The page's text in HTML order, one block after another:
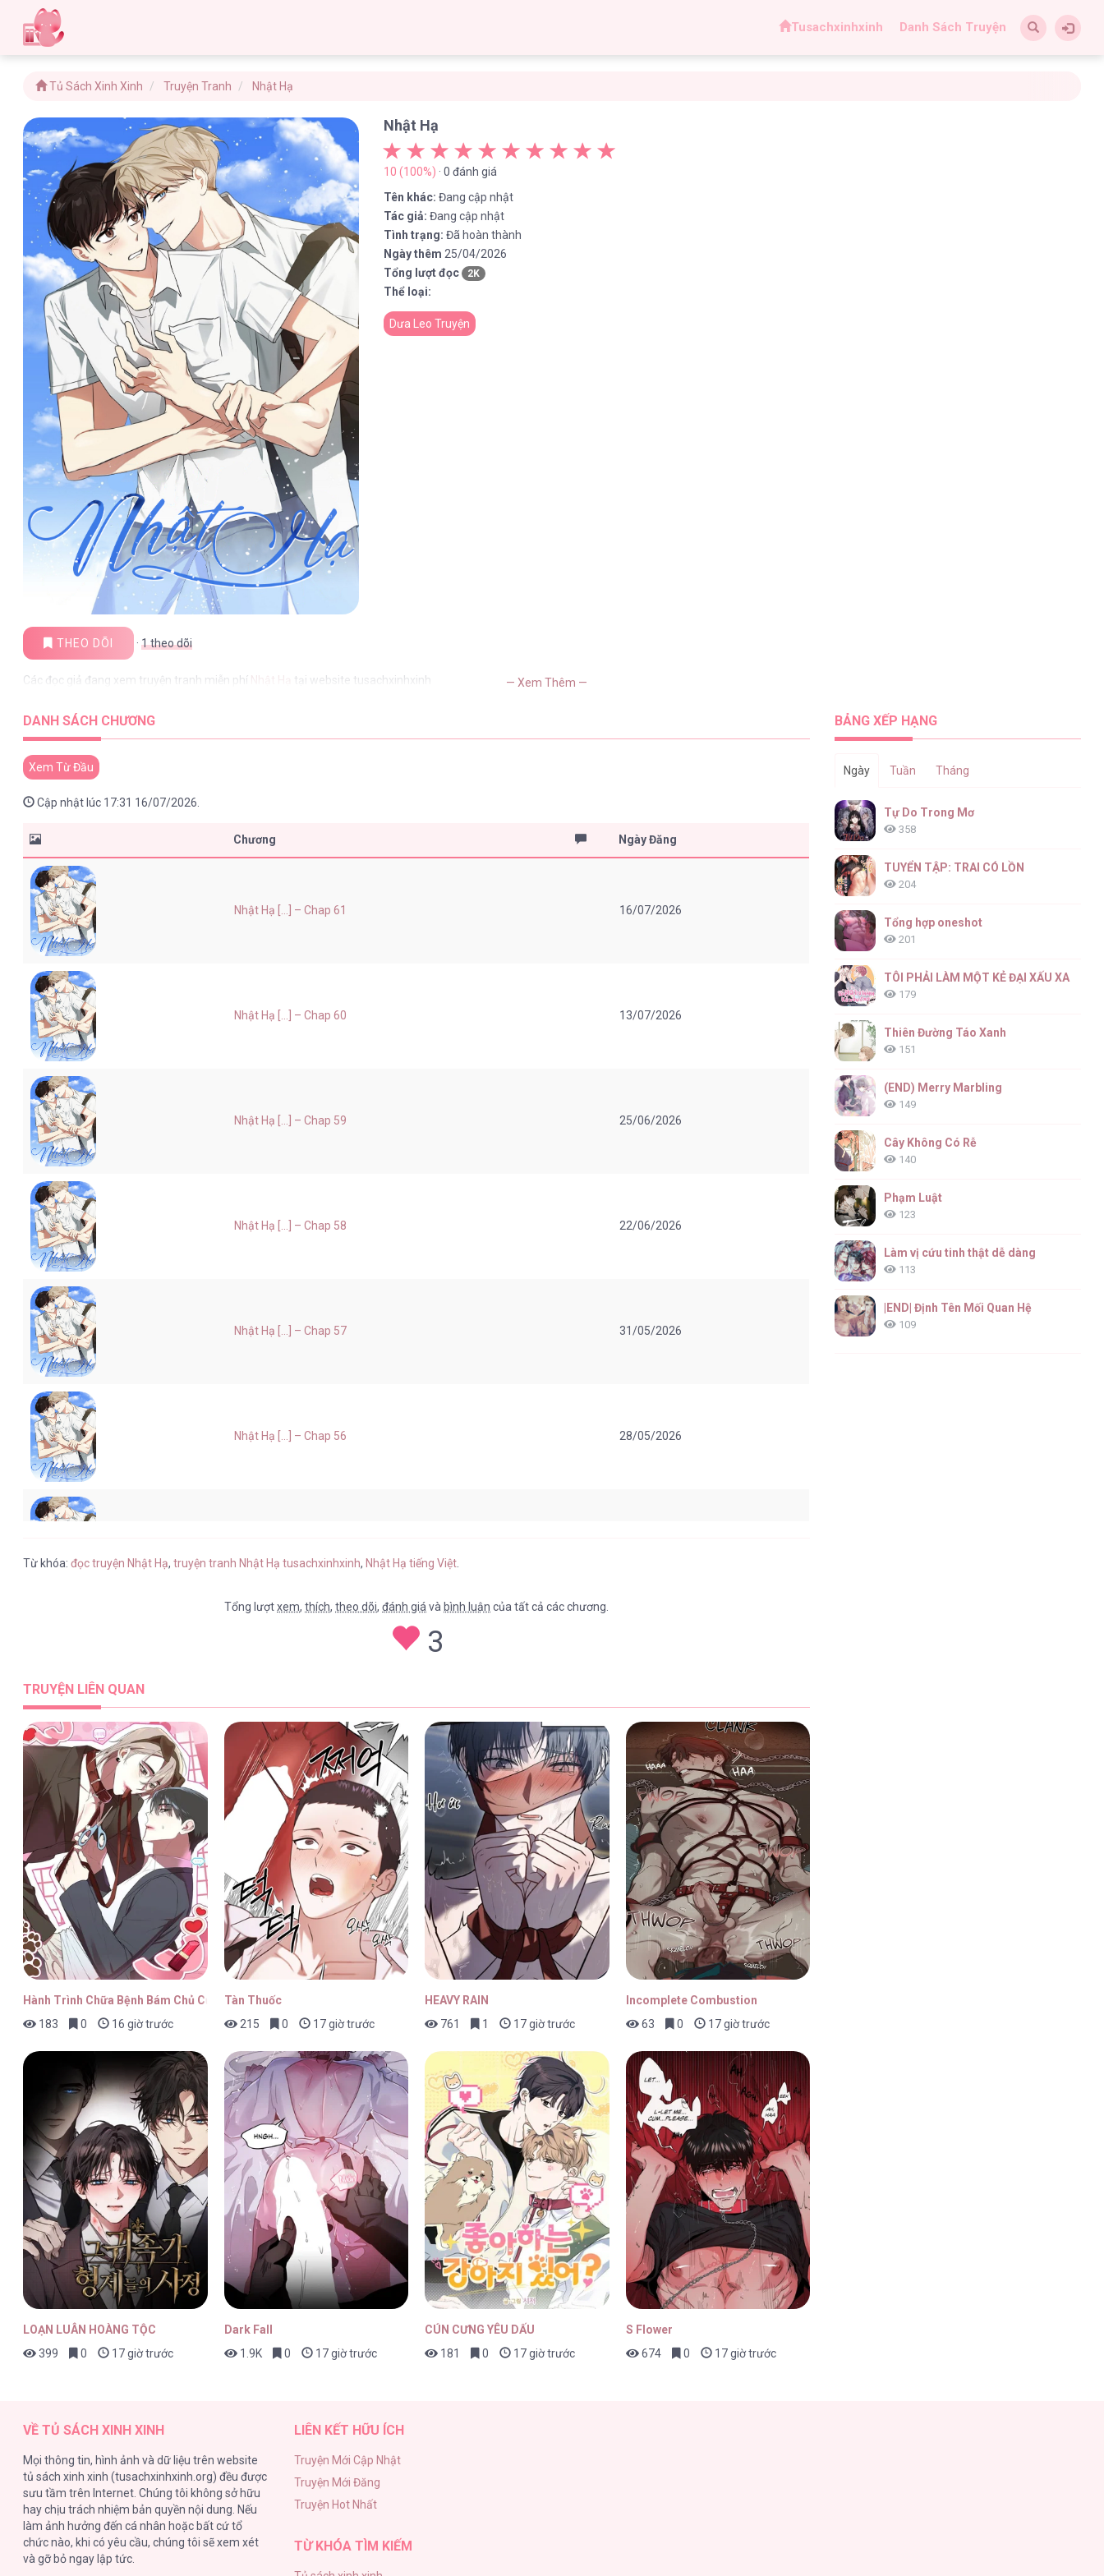
Tusachxinhxinh Danh Sách Truyện
Tủ Sách Xinh Xinh Truyện Tranh Nhật Hạ
Nhật Hạ
10 (100%) · 0 đánh giá
Tên khác: Đang cập nhật
Tác giả: Đang cập nhật
Tình trạng: Đã hoàn thành
Ngày thêm 25/04/2026
Tổng lượt đọc
2K
Thể loại:
Dưa Leo Truyện
THEO DÕI ·1theo dõi
Các đọc giả đang xem truyện tranh miễn phí Nhật Hạ tại website tusachxinhxinh — Xem Thêm —
DANH SÁCH CHƯƠNG
Xem Từ Đầu
Cập nhật lúc 17:31 16/07/2026.
Chương Ngày Đăng
Nhật Hạ [...] – Chap 61 16/07/2026
Nhật Hạ [...] – Chap 60 13/07/2026
Nhật Hạ [...] – Chap 59 25/06/2026
Nhật Hạ [...] – Chap 58 22/06/2026
Nhật Hạ [...] – Chap 57 31/05/2026
Nhật Hạ [...] – Chap 56 28/05/2026
Nhật Hạ [...] – Chap 53 25/04/2026
Nhật Hạ [...] – Chap 52 25/04/2026
Nhật Hạ [...] – Chap 51 25/04/2026
Nhật Hạ [...] – Chap 50 25/04/2026
Nhật Hạ [...] – Chap 49 25/04/2026
Nhật Hạ [...] – Chap 48 25/04/2026
Nhật Hạ [...] – Chap 46
Từ khóa:đọc truyện Nhật Hạ,truyện tranh Nhật Hạ tusachxinhxinh,Nhật Hạ tiếng Việt
Tổng lượtxem,thích,theo dõi,đánh giá vàbình luận của tất cả các chương.
3
TRUYỆN LIÊN QUAN
Hành Trình Chữa Bệnh Bám Chủ Của Cún Nhà Tôi
183
0 16 giờ trước
Tàn Thuốc
215
0 17 giờ trước
HEAVY RAIN
761
1 17 giờ trước
Incomplete Combustion
63
0 17 giờ trước
LOẠN LUÂN HOÀNG TỘC
399
0 17 giờ trước
Dark Fall
1.9K
0 17 giờ trước
CÚN CƯNG YÊU DẤU
181
0 17 giờ trước
S Flower
674
0 17 giờ trước
BẢNG XẾP HẠNG
Ngày Tuần Tháng
Tự Do Trong Mơ
358
TUYỂN TẬP: TRAI CÓ LỒN
204
Tổng hợp oneshot
201
TÔI PHẢI LÀM MỘT KẺ ĐẠI XẤU XA
179
Thiên Đường Táo Xanh
151
(END) Merry Marbling
149
Cây Không Có Rễ
140
Phạm Luật
123
Làm vị cứu tinh thật dễ dàng
113
|END| Định Tên Mối Quan Hệ
109
VỀ TỦ SÁCH XINH XINH
Mọi thông tin, hình ảnh và dữ liệu trên website
tủ sách xinh xinh (tusachxinhxinh.org) đều được
sưu tầm trên Internet. Chúng tôi không sở hữu
hay chịu trách nhiệm bản quyền nội dung. Nếu
làm ảnh hưởng đến cá nhân hoặc bất cứ tổ
chức nào, khi có yêu cầu, chúng tôi sẽ xem xét
và gỡ bỏ ngay lập tức.
LIÊN KẾT HỮU ÍCH
Truyện Mới Cập Nhật
Truyện Mới Đăng
Truyện Hot Nhất
TỪ KHÓA TÌM KIẾM